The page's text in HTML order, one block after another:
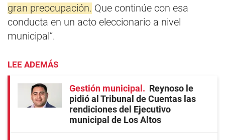
gran preocupación. Que continúe con esa
conducta en un acto eleccionario a nivel
municipal”.
LEE ADEMÁS
Gestión municipal
Reynoso le
pidió al Tribunal de Cuentas las
rendiciones del Ejecutivo
municipal de Los Altos